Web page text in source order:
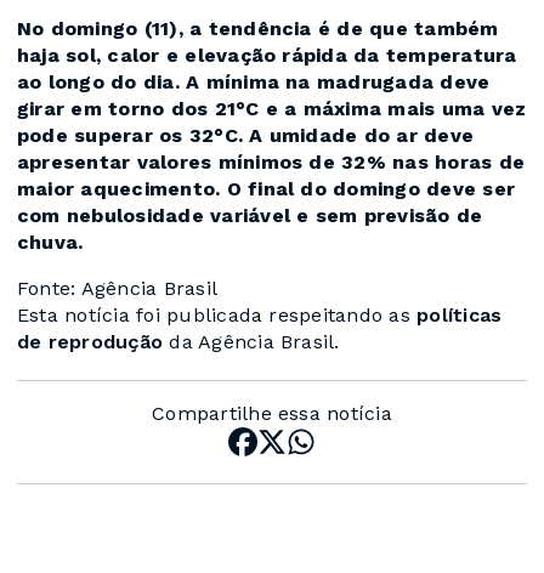
No domingo (11), a tendência é de que também
haja sol, calor e elevação rápida da temperatura
ao longo do dia. A mínima na madrugada deve
girar em torno dos 21°C e a máxima mais uma vez
pode superar os 32°C. A umidade do ar deve
apresentar valores mínimos de 32% nas horas de
maior aquecimento. O final do domingo deve ser
com nebulosidade variável e sem previsão de
chuva.
Fonte: Agência Brasil
Esta notícia foi publicada respeitando as políticas
de reprodução da Agência Brasil.
Compartilhe essa notícia